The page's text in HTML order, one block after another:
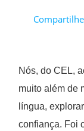
Nós, do CEL,
muito além de
língua,
confiança. Foi